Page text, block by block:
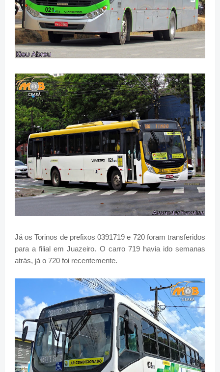
Já os Torinos de prefixos 0391719 e 720 foram transferidos
para a filial em Juazeiro. O carro 719 havia ido semanas
atrás, já o 720 foi recentemente.